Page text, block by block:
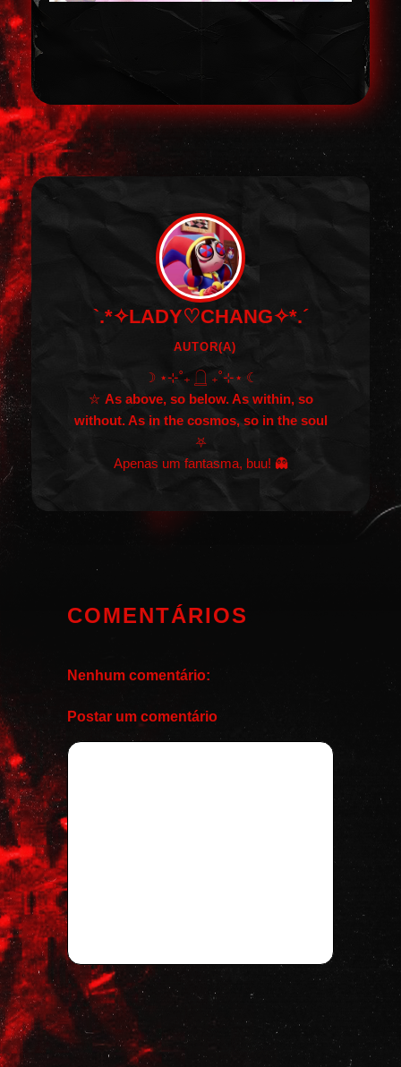
`.*✧LADY♡CHANG✧*.´
AUTOR(A)
☽ ⋆⊹˚₊ 𓉸 ₊˚⊹⋆ ☾
⛦ As above, so below. As within, so
without. As in the cosmos, so in the soul
⛧
Apenas um fantasma, buu! 👻
COMENTÁRIOS
Nenhum comentário:
Postar um comentário